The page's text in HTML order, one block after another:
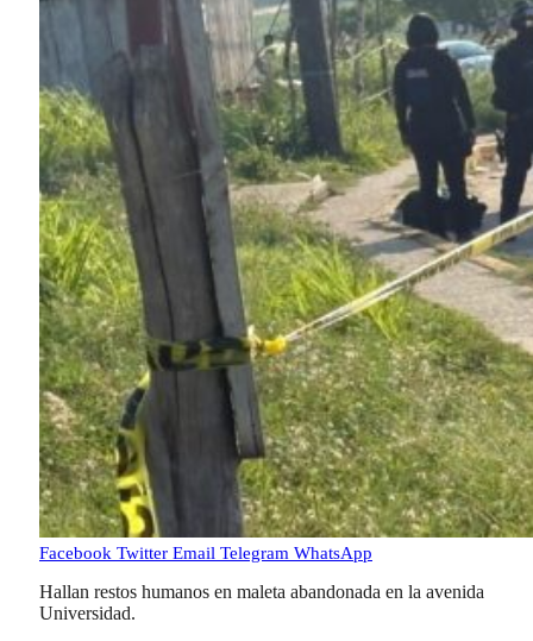
Facebook Twitter Email Telegram WhatsApp
Hallan restos humanos en maleta abandonada en la avenida
Universidad.